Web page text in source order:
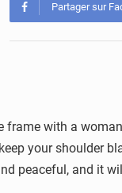
Partager sur
frame with a
your shoulder
peaceful, and it